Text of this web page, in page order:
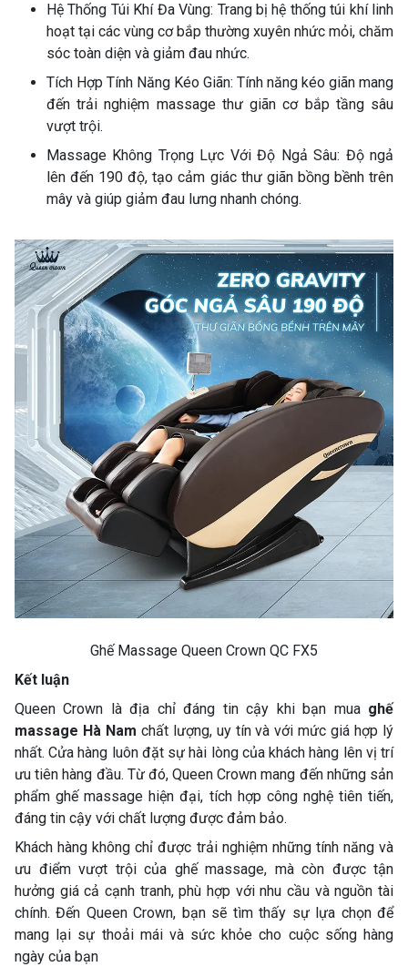
Hệ Thống Túi Khí Đa Vùng: Trang bị hệ thống túi khí linh
hoạt tại các vùng cơ bắp thường xuyên nhức mỏi, chăm
sóc toàn diện và giảm đau nhức.
Tích Hợp Tính Năng Kéo Giãn: Tính năng kéo giãn mang
đến trải nghiệm massage thư giãn cơ bắp tầng sâu
vượt trội.
Massage Không Trọng Lực Với Độ Ngả Sâu: Độ ngả
lên đến 190 độ, tạo cảm giác thư giãn bồng bềnh trên
mây và giúp giảm đau lưng nhanh chóng.
Ghế Massage Queen Crown QC FX5
Kết luận
Queen Crown là địa chỉ đáng tin cậy khi bạn mua ghế
massage Hà Nam chất lượng, uy tín và với mức giá hợp lý
nhất. Cửa hàng luôn đặt sự hài lòng của khách hàng lên vị trí
ưu tiên hàng đầu. Từ đó, Queen Crown mang đến những sản
phẩm ghế massage hiện đại, tích hợp công nghệ tiên tiến,
đáng tin cậy với chất lượng được đảm bảo.
Khách hàng không chỉ được trải nghiệm những tính năng và
ưu điểm vượt trội của ghế massage, mà còn được tận
hưởng giá cả cạnh tranh, phù hợp với nhu cầu và nguồn tài
chính. Đến Queen Crown, bạn sẽ tìm thấy sự lựa chọn để
mang lại sự thoải mái và sức khỏe cho cuộc sống hàng
ngày của bạn